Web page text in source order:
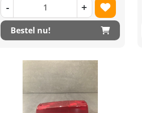
- +
Bestel nu!